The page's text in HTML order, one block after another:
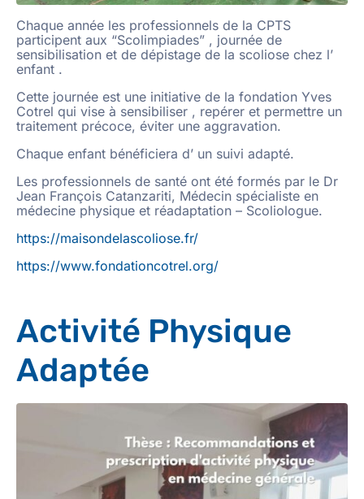
Chaque année les professionnels de la CPTS
participent aux “Scolimpiades” , journée de
sensibilisation et de dépistage de la scoliose chez l’
enfant .
Cette journée est une initiative de la fondation Yves
Cotrel qui vise à sensibiliser , repérer et permettre un
traitement précoce, éviter une aggravation.
Chaque enfant bénéficiera d’ un suivi adapté.
Les professionnels de santé ont été formés par le Dr
Jean François Catanzariti, Médecin spécialiste en
médecine physique et réadaptation – Scoliologue.
https://maisondelascoliose.fr/
https://www.fondationcotrel.org/
Activité Physique
Adaptée